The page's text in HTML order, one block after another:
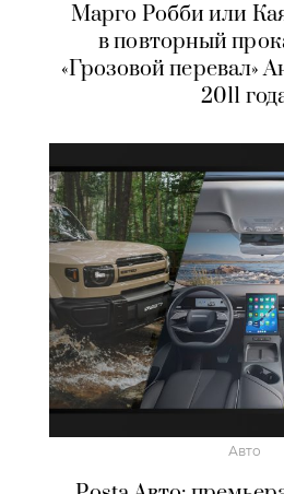
Марго Робби или
в повторный
«Грозовой перевал»
2011
Авто